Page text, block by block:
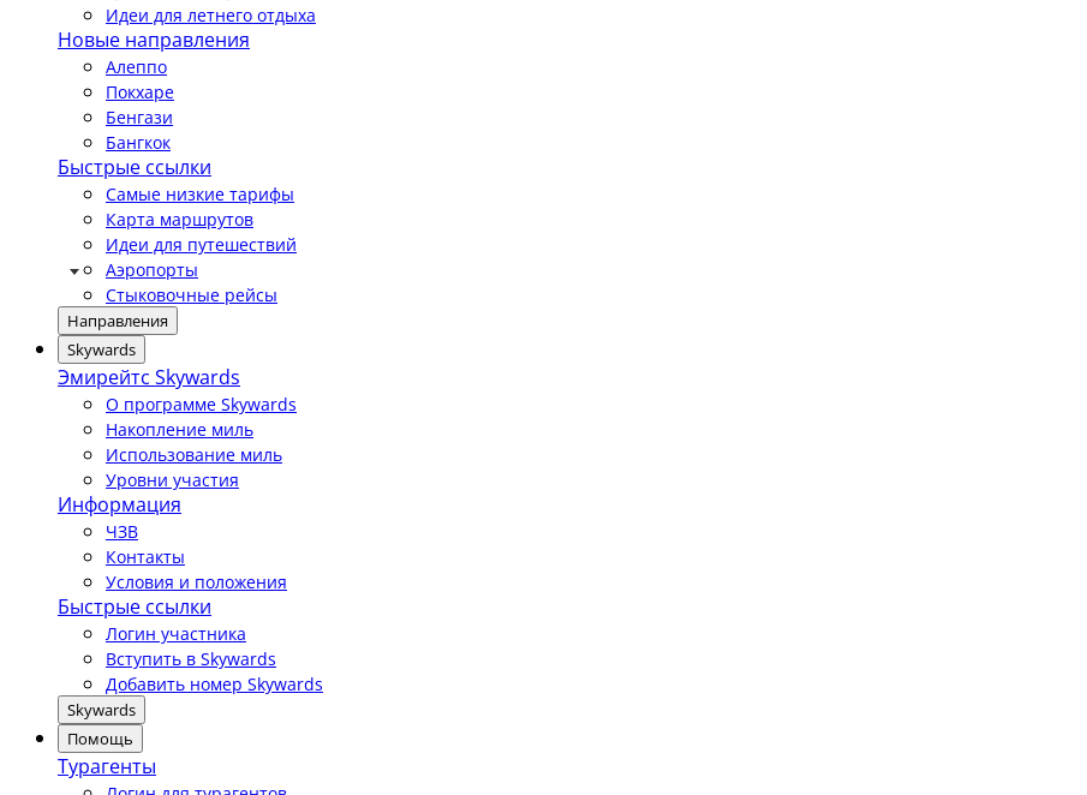
Идеи для летнего отдыха
Новые направления
Алеппо
Покхаре
Бенгази
Бангкок
Быстрые ссылки
Самые низкие тарифы
Карта маршрутов
Идеи для путешествий
Аэропорты
Стыковочные рейсы
Направления
Skywards
Эмирейтс Skywards
О программе Skywards
Накопление миль
Использование миль
Уровни участия
Информация
ЧЗВ
Контакты
Условия и положения
Быстрые ссылки
Логин участника
Вступить в Skywards
Добавить номер Skywards
Skywards
Помощь
Турагенты